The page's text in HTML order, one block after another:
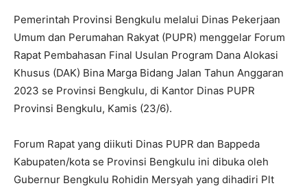
Pemerintah Provinsi Bengkulu melalui Dinas Pekerjaan
Umum dan Perumahan Rakyat (PUPR) menggelar Forum
Rapat Pembahasan Final Usulan Program Dana Alokasi
Khusus (DAK) Bina Marga Bidang Jalan Tahun Anggaran
2023 se Provinsi Bengkulu, di Kantor Dinas PUPR
Provinsi Bengkulu, Kamis (23/6).
Forum Rapat yang diikuti Dinas PUPR dan Bappeda
Kabupaten/kota se Provinsi Bengkulu ini dibuka oleh
Gubernur Bengkulu Rohidin Mersyah yang dihadiri Plt